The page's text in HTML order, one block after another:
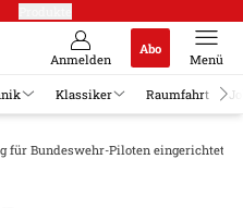
Anmelden
Abo
Menü
Klassiker Raumfahrt
für Bundeswehr-Piloten eingerichtet